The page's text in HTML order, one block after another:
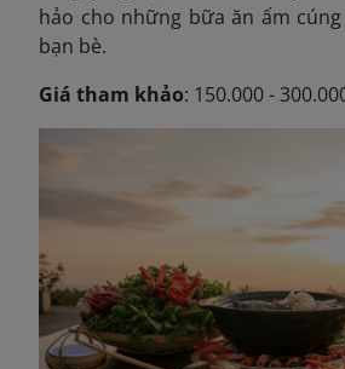
hảo cho những bữa ăn ấm
bạn bè.
Giá tham khảo: 150.000 -